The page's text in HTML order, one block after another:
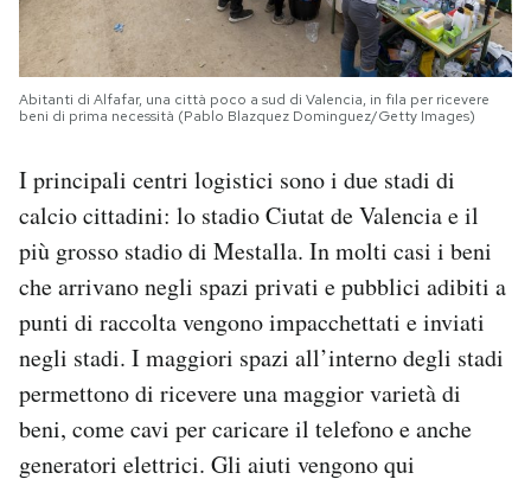
Abitanti di Alfafar, una città poco a sud di Valencia, in fila per ricevere
beni di prima necessità (Pablo Blazquez Dominguez/Getty Images)
I principali centri logistici sono i due stadi di
calcio cittadini: lo stadio Ciutat de Valencia e il
più grosso stadio di Mestalla. In molti casi i beni
che arrivano negli spazi privati e pubblici adibiti a
punti di raccolta vengono impacchettati e inviati
negli stadi. I maggiori spazi all’interno degli stadi
permettono di ricevere una maggior varietà di
beni, come cavi per caricare il telefono e anche
generatori elettrici. Gli aiuti vengono qui